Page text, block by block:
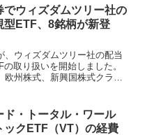
ネックス証券の本キャンペー
ます。マイナ...
でウィズダムツリー社の
型ETF、8銘柄が新登
、ウィズダムツリー社の配当
の取り扱いを開始しました。
欧州株式、新興国株式クラス
を紹介していきます。配当重
どのよう...
ド・トータル・ワール
ックETF（VT）の経費